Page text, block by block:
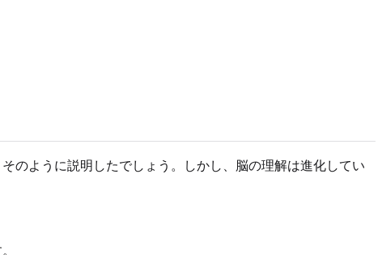
のように説明したでしょう。しかし、脳の理解は進化してい